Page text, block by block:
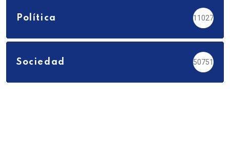
Política 11027
Sociedad 50751